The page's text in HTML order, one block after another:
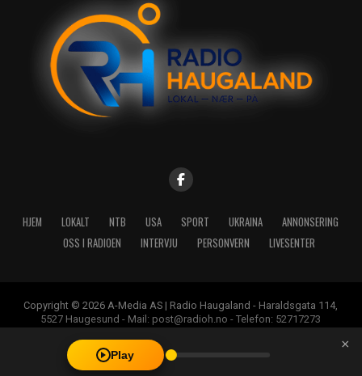
HJEM LOKALT NTB USA SPORT UKRAINA
ANNONSERING
OSS I RADIOEN
INTERVJU PERSONVERN LIVESENTER
Copyright © 2026 A-Media AS | Radio Haugaland - Haraldsgata 114,
5527 Haugesund - Mail: post@radioh.no - Telefon: 52717273
Play
×